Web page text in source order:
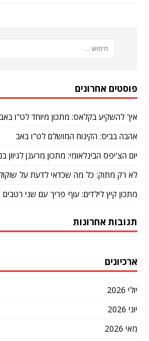
פוסטים אחרונים
איך להשקיע בקלאס: מתכון מיוחד לט"ו באב
אהבה בביס: הקינוח המושלם לט"ו באב
יום הצ'יפס הבינלאומי: מתכון מרענן לגיוון
לא רק מתוק: כל מה שכדאי לדעת על
מתכון קיץ לילדים: עוף פריך עם שני
תגובות אחרונות
ארכיונים
יולי 2026
יוני 2026
מאי 2026